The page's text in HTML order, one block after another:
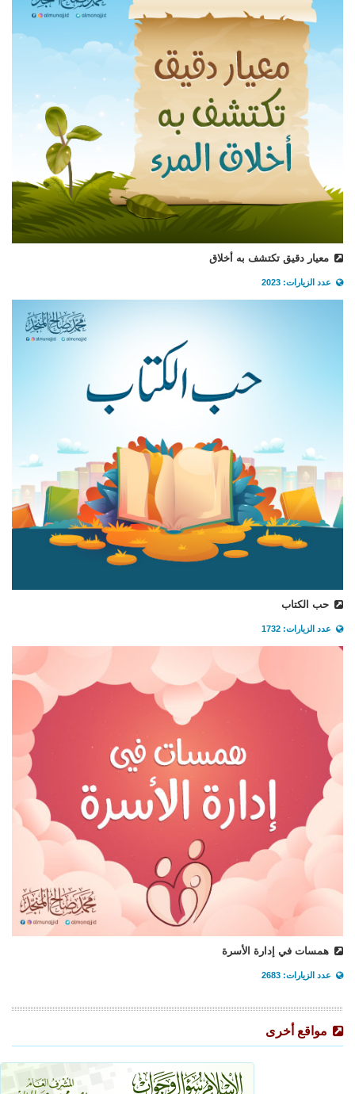
معيار دقيق تكتشف به أخلاق
عدد الزيارات: 2023
حب الكتاب
عدد الزيارات: 1732
همسات في إدارة الأسرة
عدد الزيارات: 2683
مواقع أخرى